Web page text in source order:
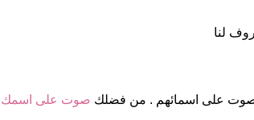
صوت على اسمك